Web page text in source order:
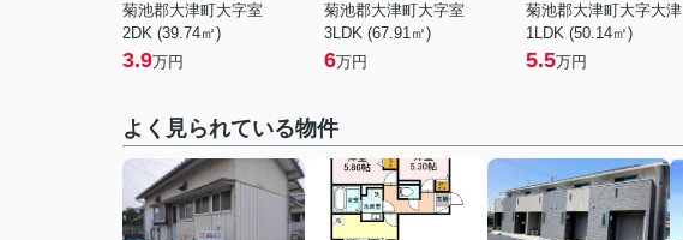
菊池郡大津町大字室
2DK (39.74㎡)
3.9万円
菊池郡大津町大字室
3LDK (67.91㎡)
6万円
菊池郡大津町大字大津
1LDK (50.14㎡)
5.5万円
よく見られている物件